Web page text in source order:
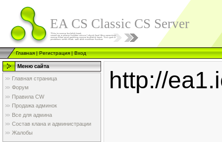
EA CS Classic CS Server
Главная|Регистрация|Вход
Меню сайта
Главная страница
Форум
Правила CW
Продажа админок
Все для админа
Состав клана и администрации
Жалобы
http://